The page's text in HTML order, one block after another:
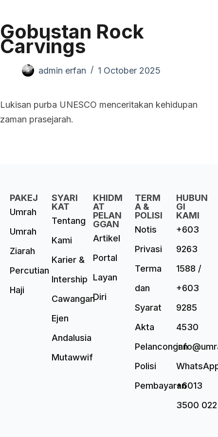
Gobustan Rock
Carvings
admin erfan 1 October 2025
Lukisan purba UNESCO menceritakan kehidupan
zaman prasejarah.
PAKEJ
Umrah
Umrah
Ziarah
Percutian
Haji
SYARI
KAT
Tentang
Kami
Karier &
Intership
Cawangan
Ejen
Andalusia
Mutawwif
KHIDM
AT
PELAN
GGAN
Artikel
Portal
Layan
Diri
TERM
A &
POLISI
Notis
Privasi
Terma
dan
Syarat
Akta
Pelancongan
Polisi
Pembayaran
HUBUN
GI
KAMI
+603
9263
1588 /
+603
9285
4530
+6013
3500 022